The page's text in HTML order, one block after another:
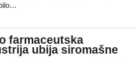
farmaceutska
ubija siromašne